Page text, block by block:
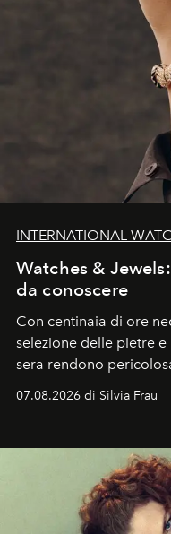
INTERNATIONAL
Watches &
da conoscere
Con centinaia di ore
selezione delle pietre
sera rendono
07.08.2026 di Silvia Frau